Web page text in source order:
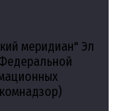
меридиан" Эл